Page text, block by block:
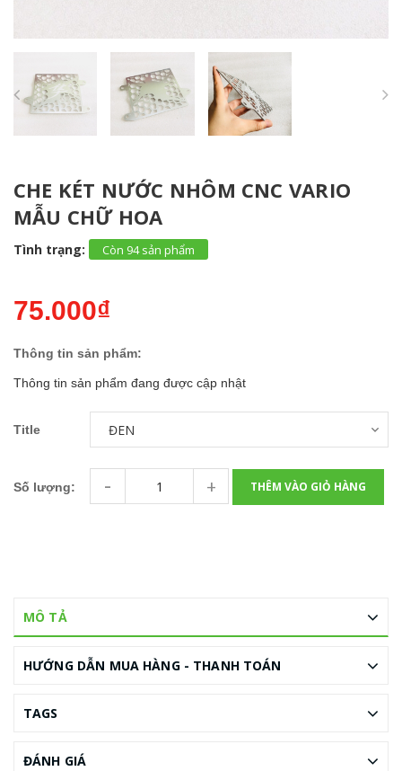
CHE KÉT NƯỚC NHÔM CNC VARIO
MẪU CHỮ HOA
Tình trạng: Còn 94 sản phẩm
75.000₫
Thông tin sản phẩm:
Thông tin sản phẩm đang được cập nhật
Title
Số lượng: - + THÊM VÀO GIỎ HÀNG
MÔ TẢ
HƯỚNG DẪN MUA HÀNG - THANH TOÁN
TAGS
ĐÁNH GIÁ